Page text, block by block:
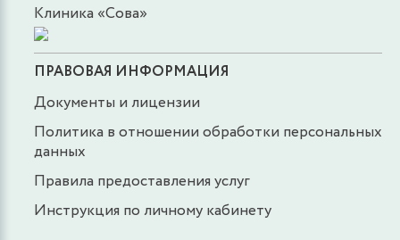
Клиника «Сова»
ПРАВОВАЯ ИНФОРМАЦИЯ
Документы и лицензии
Политика в отношении обработки персональных
данных
Правила предоставления услуг
Инструкция по личному кабинету